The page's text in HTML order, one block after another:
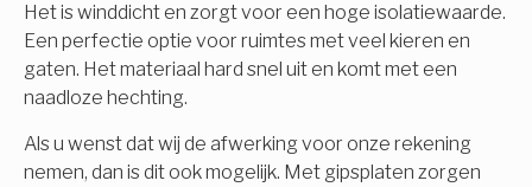
Het is winddicht en zorgt voor een hoge isolatiewaarde.
Een perfectie optie voor ruimtes met veel kieren en
gaten. Het materiaal hard snel uit en komt met een
naadloze hechting.
Als u wenst dat wij de afwerking voor onze rekening
nemen, dan is dit ook mogelijk. Met gipsplaten zorgen